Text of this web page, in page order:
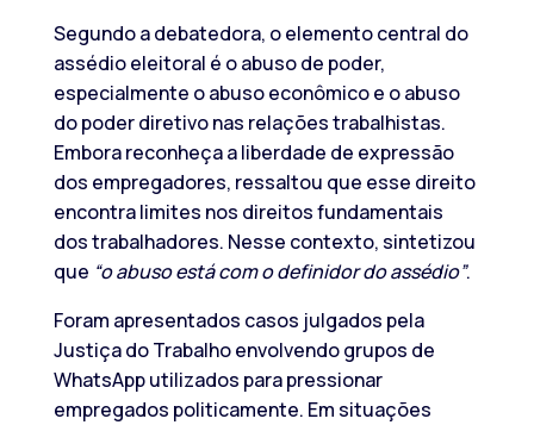
Segundo a debatedora, o elemento central do
assédio eleitoral é o abuso de poder,
especialmente o abuso econômico e o abuso
do poder diretivo nas relações trabalhistas.
Embora reconheça a liberdade de expressão
dos empregadores, ressaltou que esse direito
encontra limites nos direitos fundamentais
dos trabalhadores. Nesse contexto, sintetizou
que “o abuso está com o definidor do assédio”.
Foram apresentados casos julgados pela
Justiça do Trabalho envolvendo grupos de
WhatsApp utilizados para pressionar
empregados politicamente. Em situações